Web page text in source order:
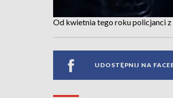
Od kwietnia tego roku policjanci
UDOSTĘPNIJ NA